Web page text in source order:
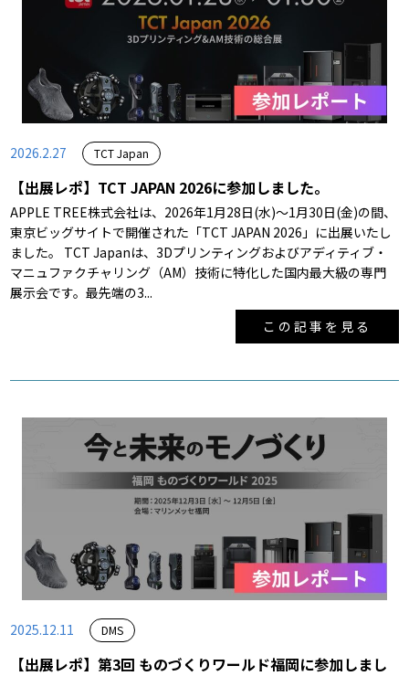
2026.2.27 TCT Japan
【出展レポ】TCT JAPAN 2026に参加しました。
APPLE TREE株式会社は、2026年1月28日(水)～1月30日(金)の間、
東京ビッグサイトで開催された「TCT JAPAN 2026」に出展いたし
ました。 TCT Japanは、3Dプリンティングおよびアディティブ・
マニュファクチャリング（AM）技術に特化した国内最大級の専門
展示会です。最先端の3...
この記事を見る
2025.12.11 DMS
【出展レポ】第3回 ものづくりワールド福岡に参加しまし